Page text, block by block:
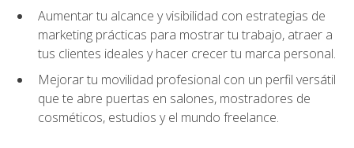
Aumentar tu alcance y visibilidad con estrategias de
marketing prácticas para mostrar tu trabajo, atraer a
tus clientes ideales y hacer crecer tu marca personal.
Mejorar tu movilidad profesional con un perfil versátil
que te abre puertas en salones, mostradores de
cosméticos, estudios y el mundo freelance.